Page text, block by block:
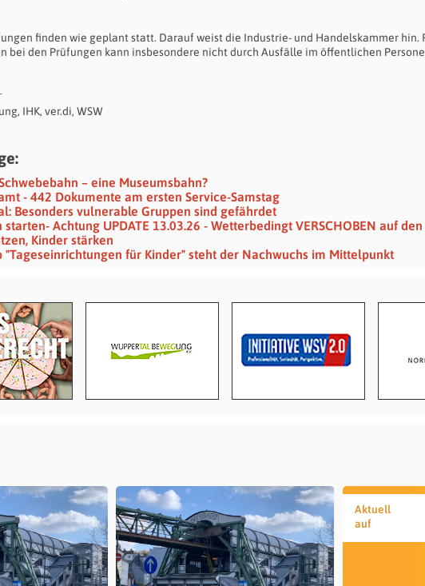
finden wie geplant statt. Darauf weist die Industrie- und Handelskammer hin.
bei den Prüfungen kann insbesondere nicht durch Ausfälle im öffentlichen
IHK, ver.di, WSW
– eine Museumsbahn?
- 442 Dokumente am ersten Service-Samstag
Besonders vulnerable Gruppen sind gefährdet
Achtung UPDATE 13.03.26 - Wetterbedingt VERSCHOBEN auf den
Kinder stärken
"Tageseinrichtungen für Kinder" steht der Nachwuchs im Mittelpunkt
Aktuell
auf